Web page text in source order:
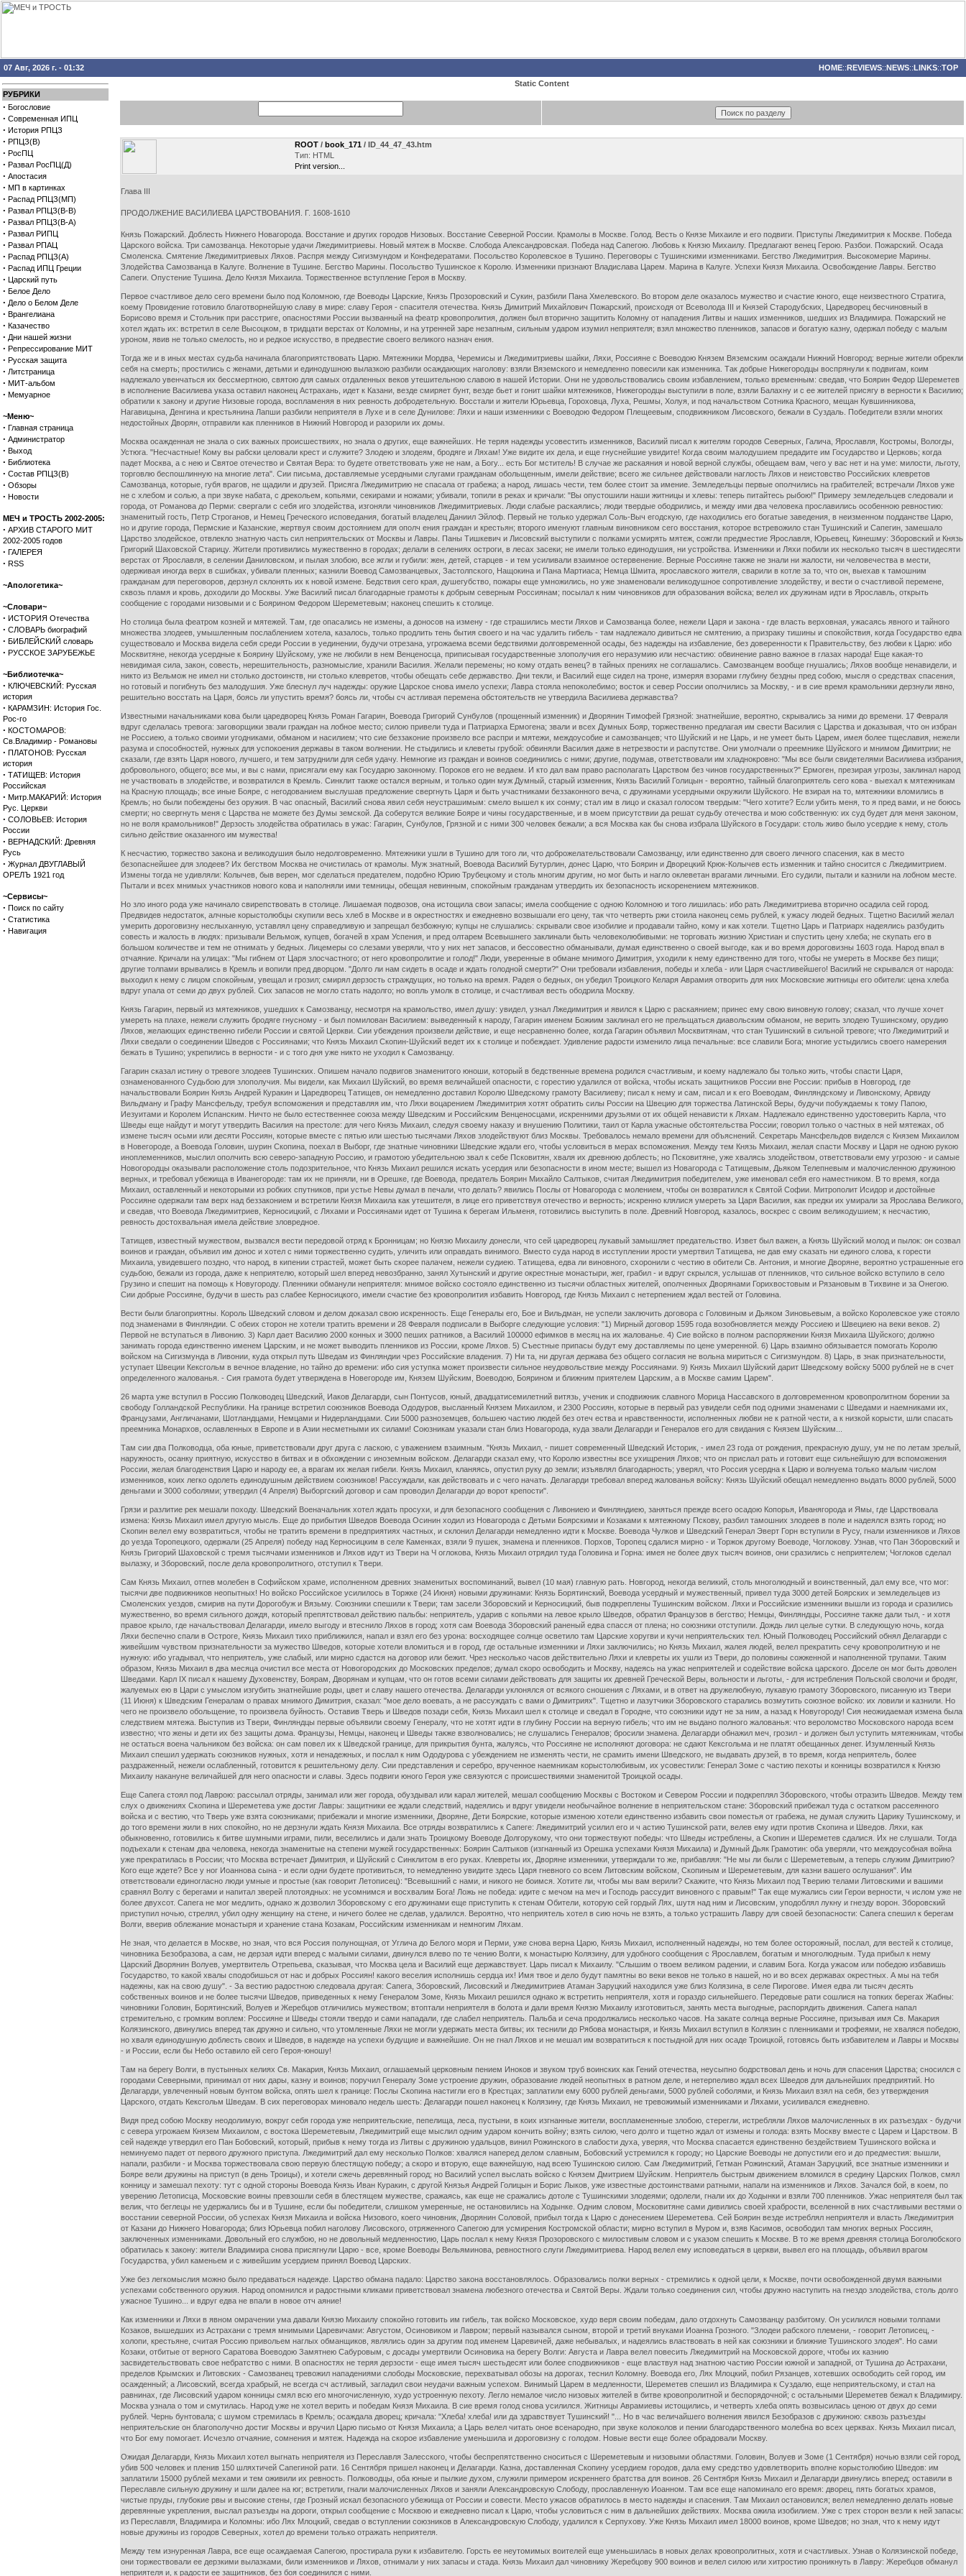
07 Авг, 2026 г. - 01:32 HOME::REVIEWS::NEWS::LINKS::TOP
РУБРИКИ
· Богословие
· Современная ИПЦ
· История РПЦЗ
· РПЦЗ(В)
· РосПЦ
· Развал РосПЦ(Д)
· Апостасия
· МП в картинках
· Распад РПЦЗ(МП)
· Развал РПЦЗ(В-В)
· Развал РПЦЗ(В-А)
· Развал РИПЦ
· Развал РПАЦ
· Распад РПЦЗ(А)
· Распад ИПЦ Греции
· Царский путь
· Белое Дело
· Дело о Белом Деле
· Врангелиана
· Казачество
· Дни нашей жизни
· Репрессирование МИТ
· Русская защита
· Литстраница
· МИТ-альбом
· Мемуарное
~Меню~
· Главная страница
· Администратор
· Выход
· Библиотека
· Состав РПЦЗ(В)
· Обзоры
· Новости
МЕЧ и ТРОСТЬ 2002-2005:
· АРХИВ СТАРОГО МИТ
2002-2005 годов
· ГАЛЕРЕЯ
· RSS
~Апологетика~
~Словари~
· ИСТОРИЯ Отечества
· СЛОВАРЬ биографий
· БИБЛЕЙСКИЙ словарь
· РУССКОЕ ЗАРУБЕЖЬЕ
~Библиотечка~
· КЛЮЧЕВСКИЙ: Русская
история
· КАРАМЗИН: История Гос.
Рос-го
· КОСТОМАРОВ:
Св.Владимир - Романовы
· ПЛАТОНОВ: Русская
история
· ТАТИЩЕВ: История
Российская
· Митр.МАКАРИЙ: История
Рус. Церкви
· СОЛОВЬЕВ: История
России
· ВЕРНАДСКИЙ: Древняя
Русь
· Журнал ДВУГЛАВЫЙ
ОРЕЛЪ 1921 год
~Сервисы~
· Поиск по сайту
· Статистика
· Навигация
Static Content
ROOT / book_171 / ID_44_47_43.htm
Тип: HTML
Print version...
Глава III
ПРОДОЛЖЕНИЕ ВАСИЛИЕВА ЦАРСТВОВАНИЯ. Г. 1608-1610
Князь Пожарский. Доблесть Нижнего Новагорода. Восстание и других городов Низовых. Восстание Северной России. Крамолы в Москве. Голод. Весть о Князе Михаиле и его подвиги. Приступы Лжедимитрия к Москве. Победа
Царского войска. Три самозванца. Некоторые удачи Лжедимитриевы. Новый мятеж в Москве. Слобода Александровская. Победа над Сапегою. Любовь к Князю Михаилу. Предлагают венец Герою. Разбои. Пожарский. Осада
Смоленска. Смятение Лжедимитриевых Ляхов. Распря между Сигизмундом и Конфедератами. Посольство Королевское в Тушино. Переговоры с Тушинскими изменниками. Бегство Лжедимитрия. Высокомерие Марины.
Злодейства Самозванца в Калуге. Волнение в Тушине. Бегство Марины. Посольство Тушинское к Королю. Изменники признают Владислава Царем. Марина в Калуге. Успехи Князя Михаила. Освобождение Лавры. Бегство
Сапеги. Опустение Тушина. Дело Князя Михаила. Торжественное вступление Героя в Москву.
Первое счастливое дело сего времени было под Коломною, где Воеводы Царские, Князь Прозоровский и Сукин, разбили Пана Хмелевского. Во втором деле оказалось мужество и счастие юного, еще неизвестного Стратига,
коему Провидение готовило благотворнейшую славу в мире: славу Героя - спасителя отечества. Князь Димитрий Михайлович Пожарский, происходя от Всеволода III и Князей Стародубских, Царедворец бесчиновный в
Борисово время и Стольник при расстриге, опасностями России вызванный на феатр кровопролития, должен был вторично защитить Коломну от нападения Литвы и наших изменников, шедших из Владимира. Пожарский не
хотел ждать их: встретил в селе Высоцком, в тридцати верстах от Коломны, и на утренней заре незапным, сильным ударом изумил неприятеля; взял множество пленников, запасов и богатую казну, одержал победу с малым
уроном, явив не только смелость, но и редкое искусство, в предвестие своего великого назнач ения.
Тогда же и в иных местах судьба начинала благоприятствовать Царю. Мятежники Мордва, Черемисы и Лжедимитриевы шайки, Ляхи, Россияне с Воеводою Князем Вяземским осаждали Нижний Новгород: верные жители обрекли
себя на смерть; простились с женами, детьми и единодушною вылазкою разбили осаждающих наголову: взяли Вяземского и немедленно повесили как изменника. Так добрые Нижегородцы воспрянули к подвигам, коим
надлежало увенчаться их бессмертною, святою для самых отдаленных веков утешительною славою в нашей Истории. Они не удовольствовались своим избавлением, только временным: сведав, что Боярин Федор Шереметев
в исполнение Василиева указа оставил наконец Астрахань, идет к Казани, везде смиряет бунт, везде бьет и гонит шайки мятежников, Нижегородцы выступили в поле, взяли Балахну и с ее жителей присягу в верности к Василию;
обратили к закону и другие Низовые города, воспламеняя в них ревность добродетельную. Восстали и жители Юрьевца, Гороховца, Луха, Решмы, Холуя, и под начальством Сотника Красного, мещан Кувшинникова,
Нагавицына, Денгина и крестьянина Лапши разбили неприятеля в Лухе и в селе Дунилове: Ляхи и наши изменники с Воеводою Федором Плещеевым, сподвижником Лисовского, бежали в Суздаль. Победители взяли многих
недостойных Дворян, отправили как пленников в Нижний Новгород и разорили их домы.
Москва осажденная не знала о сих важных происшествиях, но знала о других, еще важнейших. Не теряя надежды усовестить изменников, Василий писал к жителям городов Северных, Галича, Ярославля, Костромы, Вологды,
Устюга. "Несчастные! Кому вы рабски целовали крест и служите? Злодею и злодеям, бродяге и Ляхам! Уже видите их дела, и еще гнуснейшие увидите! Когда своим малодушием предадите им Государство и Церковь; когда
падет Москва, а с нею и Святое отечество и Святая Вера: то будете ответствовать уже не нам, а Богу... есть Бог мститель! В случае же раскаяния и новой верной службы, обещаем вам, чего у вас нет и на уме: милости, льготу,
торговлю беспошлинную на многие лета". Сии письма, доставляемые усердными слугами гражданам обольщенным, имели действие; всего же сильнее действовали наглость Ляхов и неистовство Российских клевретов
Самозванца, которые, губя врагов, не щадили и друзей. Присяга Лжедимитрию не спасала от грабежа; а народ, лишась чести, тем более стоит за имение. Земледельцы первые ополчились на грабителей; встречали Ляхов уже
не с хлебом и солью, а при звуке набата, с дрекольем, копьями, секирами и ножами; убивали, топили в реках и кричали: "Вы опустошили наши житницы и хлевы: теперь питайтесь рыбою!" Примеру земледельцев следовали и
города, от Романова до Перми: свергали с себя иго злодейства, изгоняли чиновников Лжедимитриевых. Люди слабые раскаялись; люди твердые ободрились, и между ими два человека прославились особенною ревностию:
знаменитый гость, Петр Строганов, и Немец Греческого исповедания, богатый владелец Даниил Эйлоф. Первый не только удержал Соль-Выч егодскую, где находились его богатые заведения, в неизменном подданстве Царю,
но и другие города, Пермские и Казанские, жертвуя своим достоянием для ополч ения граждан и крестьян; второго именуют главным виновником сего восстания, которое встревожило стан Тушинский и Сапегин, замешало
Царство злодейское, отвлекло знатную часть сил неприятельских от Москвы и Лавры. Паны Тишкевич и Лисовский выступили с полками усмирять мятеж, сожгли предместие Ярославля, Юрьевец, Кинешму: Зборовский и Князь
Григорий Шаховской Старицу. Жители противились мужественно в городах; делали в селениях остроги, в лесах засеки; не имели только единодушия, ни устройства. Изменники и Ляхи побили их несколько тысяч в шестидесяти
верстах от Ярославля, в селении Даниловском, и пылая злобою, все жгли и губили: жен, детей, старцев - и тем усиливали взаимное остервенение. Верные Россияне также не знали ни жалости, ни человечества в мести,
одерживая иногда верх в сшибках, убивали пленных; казнили Воевод Самозванцевых, Застолпского, Нащокина и Пана Мартиаса; Немца Шмита, ярославского жителя, сварили в котле за то, что он, выехав к тамошним
гражданам для переговоров, дерзнул склонять их к новой измене. Бедствия сего края, душегубство, пожары еще умножились, но уже знаменовали великодушное сопротивление злодейству, и вести о счастливой перемене,
сквозь пламя и кровь, доходили до Москвы. Уже Василий писал благодарные грамоты к добрым северным Россиянам; посылал к ним чиновников для образования войска; велел их дружинам идти в Ярославль, открыть
сообщение с городами низовыми и с Боярином Федором Шереметевым; наконец спешить к столице.
Но столица была феатром козней и мятежей. Там, где опасались не измены, а доносов на измену - где страшились мести Ляхов и Самозванца более, нежели Царя и закона - где власть верховная, ужасаясь явного и тайного
множества злодеев, умышленным послаблением хотела, казалось, только продлить тень бытия своего и на час удалить гибель - там надлежало дивиться не смятению, а призраку тишины и спокойствия, когда Государство едва
существовало и Москва видела себя среди России в уединении, будучи отрезана, угрожаема всеми бедствиями долговременной осады, без надежды на избавление, без доверенности к Правительству, без любви к Царю: ибо
Москвитяне, некогда усердные к Боярину Шуйскому, уже не любили в нем Венценосца, приписывая государственные злополучия его неразумию или несчастию: обвинение равно важное в глазах народа! Еще какая-то
невидимая сила, закон, совесть, нерешительность, разномыслие, хранили Василия. Желали перемены; но кому отдать венец? в тайных прениях не соглашались. Самозванцем вообще гнушались; Ляхов вообще ненавидели, и
никто из Вельмож не имел ни столько достоинств, ни столько клевретов, чтобы обещать себе державство. Дни текли, и Василий еще сидел на троне, измеряя взорами глубину бездны пред собою, мысля о средствах спасения,
но готовый и погибнуть без малодушия. Уже блеснул луч надежды: оружие Царское снова имело успехи; Лавра стояла непоколебимо; восток и север России ополчились за Москву, - и в сие время крамольники дерзнули явно,
решительно восстать на Царя, боясь ли упустить время? боясь ли, чтобы сч астливая перемена обстоятельств не утвердила Василиева державства?
Известными начальниками кова были царедворец Князь Роман Гагарин, Воевода Григорий Сунбулов (прощенный изменник) и Дворянин Тимофей Грязной: знатнейшие, вероятно, скрывались за ними до времени. 17 Февраля
вдруг сделалась тревога: заговорщики звали граждан на лобное место; силою привели туда и Патриарха Ермогена; звали и всех Думных Бояр, торжественно предлагая им свести Василия с Царства и доказывая, что он избран
не Россиею, а только своими угодниками, обманом и насилием; что сие беззаконие произвело все распри и мятежи, междоусобие и самозванцев; что Шуйский и не Царь, и не умеет быть Царем, имея более тщеславия, нежели
разума и способностей, нужных для успокоения державы в таком волнении. Не стыдились и клеветы грубой: обвиняли Василия даже в нетрезвости и распутстве. Они умолчали о преемнике Шуйского и мнимом Димитрии; не
сказали, где взять Царя нового, лучшего, и тем затруднили для себя удачу. Немногие из граждан и воинов соединились с ними; другие, подумав, ответствовали им хладнокровно: "Мы все были свидетелями Василиева избрания,
добровольного, общего; все мы, и вы с нами, присягали ему как Государю законному. Пороков его не ведаем. И кто дал вам право располагать Царством без чинов государственных?" Ермоген, презирая угрозы, заклинал народ
не участвовать в злодействе, и возвратился в Кремль. Синклит также остался верным, и только один муж Думный, старый изменник, Князь Василий Голицын - вероятно, тайный благоприятель сего кова - выехал к мятежникам
на Красную площадь; все иные Бояре, с негодованием выслушав предложение свергнуть Царя и быть участниками беззаконного веча, с дружинами усердными окружили Шуйского. Не взирая на то, мятежники вломились в
Кремль; но были побеждены без оружия. В час опасный, Василий снова явил себя неустрашимым: смело вышел к их сонму; стал им в лицо и сказал голосом твердым: "Чего хотите? Если убить меня, то я пред вами, и не боюсь
смерти; но свергнуть меня с Царства не можете без Думы земской. Да соберутся великие Бояре и чины государственные, и в моем присутствии да решат судьбу отечества и мою собственную: их суд будет для меня законом,
но не воля крамольников!" Дерзость злодейства обратилась в ужас: Гагарин, Сунбулов, Грязной и с ними 300 человек бежали; а вся Москва как бы снова избрала Шуйского в Государи: столь живо было усердие к нему, столь
сильно действие оказанного им мужества!
К несчастию, торжество закона и великодушия было недолговременно. Мятежники ушли в Тушино для того ли, что доброжелательствовали Самозванцу, или единственно для своего личного спасения, как в место
безопаснейшее для злодеев? Их бегством Москва не очистилась от крамолы. Муж знатный, Воевода Василий Бутурлин, донес Царю, что Боярин и Дворецкий Крюк-Колычев есть изменник и тайно сносится с Лжедимитрием.
Измены тогда не удивляли: Колычев, быв верен, мог сделаться предателем, подобно Юрию Трубецкому и столь многим другим, но мог быть и нагло оклеветан врагами личными. Его судили, пытали и казнили на лобном месте.
Пытали и всех мнимых участников нового кова и наполняли ими темницы, обещая невинным, спокойным гражданам утвердить их безопасность искоренением мятежников.
Но зло иного рода уже начинало свирепствовать в столице. Лишаемая подвозов, она истощила свои запасы; имела сообщение с одною Коломною и того лишилась: ибо рать Лжедимитриева вторично осадила сей город.
Предвидев недостаток, алчные корыстолюбцы скупили весь хлеб в Москве и в окрестностях и ежедневно возвышали его цену, так что четверть ржи стоила наконец семь рублей, к ужасу людей бедных. Тщетно Василий желал
умерить дороговизну неслыханную, уставлял цену справедливую и запрещал безбожную; купцы не слушались: скрывали свое изобилие и продавали тайно, кому и как хотели. Тщетно Царь и Патриарх надеялись разбудить
совесть и жалость в людях: призывали Вельмож, купцев, богачей в храм Успения, и пред олтарем Всевышнего заклинали быть человеколюбивыми: не торговать жизнию Христиан и спустить цену хлеба; не скупать его в
большом количестве и тем не отнимать у бедных. Лицемеры со слезами уверяли, что у них нет запасов, и бессовестно обманывали, думая единственно о своей выгоде, как и во время дороговизны 1603 года. Народ впал в
отчаяние. Кричали на улицах: "Мы гибнем от Царя злосчастного; от него кровопролитие и голод!" Люди, уверенные в обмане мнимого Димитрия, уходили к нему единственно для того, чтобы не умереть в Москве без пищи;
другие толпами врывались в Кремль и вопили пред дворцом. "Долго ли нам сидеть в осаде и ждать голодной смерти?" Они требовали избавления, победы и хлеба - или Царя счастливейшего! Василий не скрывался от народа:
выходил к нему с лицом спокойным, увещал и грозил; смирял дерзость страждущих, но только на время. Радея о бедных, он убедил Троицкого Келаря Аврамия отворить для них Московские житницы его обители: цена хлеба
вдруг упала от семи до двух рублей. Сих запасов не могло стать надолго; но вопль умолк в столице, и счастливая весть ободрила Москву.
Князь Гагарин, первый из мятежников, ушедших к Самозванцу, несмотря на крамольство, имел душу: увидел, узнал Лжедимитрия и явился к Царю с раскаянием; принес ему свою виновную голову; сказал, что лучше хочет
умереть на плахе, нежели служить бродяге гнусному - и был помилован Василием: выведенный к народу, Гагарин именем Божиим заклинал его не прельщаться диавольским обманом, не верить злодею Тушинскому, орудию
Ляхов, желающих единственно гибели России и святой Церкви. Сии убеждения произвели действие, и еще несравненно более, когда Гагарин объявил Москвитянам, что стан Тушинский в сильной тревоге; что Лжедимитрий и
Ляхи сведали о соединении Шведов с Россиянами; что Князь Михаил Скопин-Шуйский ведет их к столице и побеждает. Удивление радости изменило лица печальные: все славили Бога; многие устыдились своего намерения
бежать в Тушино; укрепились в верности - и с того дня уже никто не уходил к Самозванцу.
Гагарин сказал истину о тревоге злодеев Тушинских. Опишем начало подвигов знаменитого юноши, который в бедственные времена родился счастливым, и коему надлежало бы только жить, чтобы спасти Царя,
ознаменованного Судьбою для злополучия. Мы видели, как Михаил Шуйский, во время величайшей опасности, с горестию удалился от войска, чтобы искать защитников России вне России: прибыв в Новгород, где
начальствовали Боярин Князь Андрей Куракин и Царедворец Татищев, он немедленно доставил Королю Шведскому грамоту Василиеву; писал к нему и сам, писал и к его Воеводам, Финляндскому и Ливонскому, Арвиду
Вильдману и Графу Мансфельду, требуя вспоможения и представляя им, что Ляхи воцарением Лжедимитрия хотят обратить силы России на Швецию для торжества Латинской Веры, будучи побуждаемы к тому Папою,
Иезуитами и Королем Испанским. Ничто не было естественнее союза между Шведским и Российским Венценосцами, искренними друзьями от их общей ненависти к Ляхам. Надлежало единственно удостоверить Карла, что
Шведы еще найдут и могут утвердить Василия на престоле: для чего Князь Михаил, следуя своему наказу и внушению Политики, таил от Карла ужасные обстоятельства России; говорил только о частных в ней мятежах, об
измене тысяч осьми или десяти Россиян, которые вместе с пятью или шестью тысячами Ляхов злодействуют близ Москвы. Требовалось немало времени для объяснений. Секретарь Мансфельдов виделся с Князем Михаилом
в Новегороде, а Воевода Головин, шурин Скопина, поехал в Выборг, где знатные чиновники Шведские ждали его, чтобы условиться в мерах вспоможения. Между тем Князь Михаил, желая спасти Москву и Царя не одною рукою
иноплеменников, мыслил ополчить всю северо-западную Россию, и грамотою убедительною звал к себе Псковитян, хваля их древнюю доблесть; но Псковитяне, уже хвалясь злодейством, ответствовали ему угрозою - и самые
Новогородцы оказывали расположение столь подозрительное, что Князь Михаил решился искать усердия или безопасности в ином месте; вышел из Новагорода с Татищевым, Дьяком Телепневым и малочисленною дружиною
верных, и требовал убежища в Иванегороде: там их не приняли, ни в Орешке, где Воевода, предатель Боярин Михайло Салтыков, считая Лжедимитрия победителем, уже именовал себя его наместником. В то время, когда
Михаил, оставленный и некоторыми из робких спутников, при устье Невы думал в печали, что делать? явились Послы от Новагорода с молением, чтобы он возвратился к Святой Софии. Митрополит Исидор и достойные
Россияне одержали там верх над беззаконием и встретили Князя Михаила как утешителя, в лице его приветствуя отечество и верность; искренно клялися умереть за Царя Василия, как предки их умирали за Ярослава Великого,
и сведав, что Воевода Лжедимитриев, Керносицкий, с Ляхами и Россиянами идет от Тушина к берегам Ильменя, готовились выступить в поле. Древний Новгород, казалось, воскрес с своим великодушием; к несчастию,
ревность достохвальная имела действие зловредное.
Татищев, известный мужеством, вызвался вести передовой отряд к Бронницам; но Князю Михаилу донесли, что сей царедворец лукавый замышляет предательство. Извет был важен, а Князь Шуйский молод и пылок: он созвал
воинов и граждан, объявил им донос и хотел с ними торжественно судить, уличить или оправдать винимого. Вместо суда народ в исступлении ярости умертвил Татищева, не дав ему сказать ни единого слова, к горести
Михаила, увидевшего поздно, что народ, в кипении страстей, может быть скорее палачем, нежели судиею. Татищева, едва ли виновного, схоронили с честию в обители Св. Антония, и многие Дворяне, вероятно устрашенные его
судьбою, бежали из города, даже к неприятелю, который шел вперед невозбранно, занял Хутынский и другие окрестные монастыри, жег, грабил - и вдруг скрылся, услышав от пленников, что сильное войско вступило в село
Грузино и спешит на помощь к Новугороду. Пленники обманули неприятеля: мнимое войско состояло единственно из тысячи областных жителей, ополченных Дворянами Горихвостовым и Рязановым в Тихвине и за Онегою.
Сии добрые Россияне, будучи в шесть раз слабее Керносицкого, имели счастие без кровопролития избавить Новгород, где Князь Михаил с нетерпением ждал вестей от Головина.
Вести были благоприятны. Король Шведский словом и делом доказал свою искренность. Еще Генералы его, Бое и Вильдман, не успели заключить договора с Головиным и Дьяком Зиновьевым, а войско Королевское уже стояло
под знаменами в Финляндии. С обеих сторон не хотели тратить времени и 28 Февраля подписали в Выборге следующие условия: "1) Мирный договор 1595 года возобновляется между Россиею и Швециею на веки веков. 2)
Первой не вступаться в Ливонию. 3) Карл дает Василию 2000 конных и 3000 пеших ратников, а Василий 100000 ефимков в месяц на их жалованье. 4) Сие войско в полном распоряжении Князя Михаила Шуйского; должно
занимать города единственно именем Царским, и не может выводить пленников из России, кроме Ляхов. 5) Съестные припасы будут ему доставляемы по цене умеренной. 6) Царь взаимно обязывается помогать Королю
войском на Сигизмунда в Ливонии, куда открыл путь Шведам из Финляндии чрез Российские владения. 7) Ни та, ни другая держава без общего согласия не вольна мириться с Сигизмундом. 8) Царь, в знак признательности,
уступает Швеции Кексгольм в вечное владение, но тайно до времени: ибо сия уступка может произвести сильное неудовольствие между Россиянами. 9) Князь Михаил Шуйский дарит Шведскому войску 5000 рублей не в счет
определенного жалованья. - Сия грамота будет утверждена в Новегороде им, Князем Шуйским, Воеводою, Боярином и ближним приятелем Царским, а в Москве самим Царем".
26 марта уже вступил в Россию Полководец Шведский, Иаков Делагарди, сын Понтусов, юный, двадцатисемилетний витязь, ученик и сподвижник славного Морица Нассавского в долговременном кровопролитном борении за
свободу Голландской Республики. На границе встретил союзников Воевода Ододуров, высланный Князем Михаилом, и 2300 Россиян, которые в первый раз увидели себя под одними знаменами с Шведами и наемниками их,
Французами, Англичанами, Шотландцами, Немцами и Нидерландцами. Сии 5000 разноземцев, большею частию людей без отеч ества и нравственности, исполненных любви не к ратной чести, а к низкой корысти, шли спасать
преемника Монархов, ославленных в Европе и в Азии несметными их силами! Союзникам указали стан близ Новагорода, куда звали Делагарди и Генералов его для свидания с Князем Шуйским...
Там сии два Полководца, оба юные, приветствовали друг друга с ласкою, с уважением взаимным. "Князь Михаил, - пишет современный Шведский Историк, - имел 23 года от рождения, прекрасную душу, ум не по летам зрелый,
наружность, осанку приятную, искусство в битвах и в обхождении с иноземным войском. Делагарди сказал ему, что Королю известны все ухищрения Ляхов; что он прислал рать и готовит еще сильнейшую для вспоможения
России, желая благоденствия Царю и народу ее, а врагам их желая гибели. Князь Михаил, кланяясь, опустил руку до земли; изъявлял благодарность; уверял, что Россия усердна к Царю и волнуема только малым числом
изменников, коих легко одолеть единодушным действием союзников! Рассуждали, как действовать и с чего начать. Делагарди требовал вперед жалованья войску: Князь Шуйский обещал немедленно выдать 8000 рублей, 5000
деньгами и 3000 соболями; утвердил (4 Апреля) Выборгский договор и сам проводил Делагарди до ворот крепости".
Грязи и разлитие рек мешали походу. Шведский Военачальник хотел ждать просухи, и для безопасного сообщения с Ливониею и Финляндиею, заняться прежде всего осадою Копорья, Иванягорода и Ямы, где Царствовала
измена: Князь Михаил имел другую мысль. Еще до прибытия Шведов Воевода Осинин ходил из Новагорода с Детьми Боярскими и Козаками к мятежному Пскову, разбил тамошних злодеев в поле и надеялся взять город; но
Скопин велел ему возвратиться, чтобы не тратить времени в предприятиях частных, и склонил Делагарди немедленно идти к Москве. Воевода Чулков и Шведский Генерал Эверт Горн вступили в Русу, гнали изменников и Ляхов
до уезда Торопецкого, одержали (25 Апреля) победу над Керносицким в селе Каменках, взяли 9 пушек, знамена и пленников. Порхов, Торопец сдалися мирно - и Торжок другому Воеводе, Чоглокову. Узнав, что Пан Зборовский и
Князь Григорий Шаховской с тремя тысячами изменников и Ляхов идут из Твери на Ч оглокова, Князь Михаил отрядил туда Головина и Горна: имея не более двух тысяч воинов, они сразились с неприятелем; Чоглоков сделал
вылазку, и Зборовский, после дела кровопролитного, отступил к Твери.
Сам Князь Михаил, отпев молебен в Софийском храме, исполненном древних знаменитых воспоминаний, вывел (10 мая) главную рать. Новгород, некогда великий, столь многолюдный и воинственный, дал ему все, что мог:
тысячи две подвижников неопытных! Но войско Российское усилилось в Торжке (24 Июня) новыми дружинами: Князь Борятинский, Воевода усердный и мужественный, привел туда 3000 детей Боярских и земледельцев из
Смоленских уездов, смирив на пути Дорогобуж и Вязьму. Союзники спешили к Твери; там засели Зборовский и Керносицкий, быв подкреплены Тушинским войском. Ляхи и Российские изменники вышли из города и сразились
мужественно, во время сильного дождя, который препятствовал действию пальбы: неприятель, ударив с копьями на левое крыло Шведов, обратил Французов в бегство; Немцы, Финляндцы, Россияне также дали тыл, - и хотя
правое крыло, где начальствовал Делагарди, имело выгоду и втеснило Ляхов в город; хотя сам Воевода Зборовский раненый едва спасся от плена; но союзники отступили. Дождь лил целые сутки. В следующую ночь, когда
Ляхи беспечно спали в Остроге, Князь Михаил тихо приближился, напал и взял его без урона: восходящее солнце осветило там Царские хоругви и кучи неприятельских тел. Юный Полководец Российский обнял Делагарди с
живейшим чувством признательности за мужество Шведов, которые хотели вломиться и в город, где остальные изменники и Ляхи заключились; но Князь Михаил, жалея людей, велел прекратить сечу кровопролитную и не
нужную: ибо угадывал, что неприятель, уже слабый, или мирно сдастся на договор или бежит. Чрез несколько часов действительно Ляхи и клевреты их ушли из Твери, до половины сожженной и наполненной трупами. Таким
образом, Князь Михаил в два месяца очистил все места от Новогородских до Московских пределов; думал скоро освободить и Москву, надеясь на ужас неприятелей и содействие войска царского. Доселе он мог быть доволен
Шведами. Карл IX писал к нашему Духовенству, Боярам, Дворянам и купцам, что он готов всеми силами действовать для защиты их древней Греческой Веры, вольности и льготы, - для истребления Польской сволочи и бродяг,
жалуемых ею в Цари с умыслом изгубить знатнейшие роды, цвет и славу нашего отечества. Делагарди уклонялся от всякого сношения с Ляхами, и в ответ на дружелюбную, лукавую грамоту Зборовского, писанную из Твери
(11 Июня) к Шведским Генералам о правах мнимого Димитрия, сказал: "мое дело воевать, а не рассуждать с вами о Димитриях". Тщетно и лазутчики Зборовского старались возмутить союзное войско: их ловили и казнили. Но
чего не произвело обольщение, то произвела буйность. Оставив Тверь и Шведов позади себя, Князь Михаил шел к столице и сведал в Городне, что союзники идут не за ним, а назад к Новугороду! Сия неожидаемая измена была
следствием мятежа. Выступив из Твери, Финляндцы первые объявили своему Генералу, что не хотят идти в глубину России на верную гибель; что им не выдано полного жалованья: что вероломство Московского народа всем
известно; что жены и дети их без защиты дома. Французы, Немцы, наконец и Шведы также взволновались; не слушались Генералов; бросили знамена. Делагарди обнажил меч, грозил - и должен был уступить мятежникам, чтобы
не остаться воена чальником без войска: он сам повел их к Шведской границе, для прикрытия бунта, жалуясь, что Россияне не исполняют договора: не сдают Кексгольма и не платят обещанных денег. Изумленный Князь
Михаил спешил удержать союзников нужных, хотя и ненадежных, и послал к ним Ододурова с убеждением не изменять чести, не срамить имени Шведского, не выдавать друзей, в то время, когда неприятель, более
раздраженный, нежели ослабленный, готовится к решительному делу. Сии представления и серебро, врученное наемникам корыстолюбивым, их усовестили: Генерал Зоме с частию пехоты и конницы возвратился к Князю
Михаилу накануне величайшей для него опасности и славы. Здесь подвиги юного Героя уже связуются с происшествиями знаменитой Троицкой осады.
Еще Сапега стоял под Лаврою: рассылал отряды, занимал или жег города, обуздывал или карал жителей, мешал сообщению Москвы с Востоком и Севером России и подкреплял Зборовского, чтобы отразить Шведов. Между тем
слух о движениях Скопина и Шереметева уже достиг Лавры: защитники ее ждали следствий, надеялись и вдруг увидели необычайное волнение в неприятельском стане: Зборовский прибежал туда с остатком рассеянного
войска и с вестию, что Тверь уже взята союзниками; прибежали и многие изменники, Дворяне, Дети Боярские, которые изменою хотели единственно избавить свои поместья от грабежа, не думая служить Царику Тушинскому, и
до того времени жили в них спокойно, но не дерзнули ждать Князя Михаила. Все отряды возвратились к Сапеге: Лжедимитрий усилил его и ч астию Тушинской рати, велев ему идти против Скопина и Шведов. Ляхи, как
обыкновенно, готовились к битве шумными играми, пили, веселились и дали знать Троицкому Воеводе Долгорукому, что они торжествуют победы: что Шведы истреблены, а Скопин и Шереметев сдалися. Их не слушали. Тогда
подъехали к стенам два человека, некогда знаменитые на степени мужей государственных: Боярин Салтыков (изгнанный из Орешка успехами Князя Михаила) и Думный Дьяк Грамотин: оба уверяли, что междоусобная война
уже прекратилась в России; что Москва встречает Димитрия, и Шуйский с Синклитом в его руках. Клевреты их, Дворяне изменники, утверждали то же, прибавляя: "Не мы ли были с Шереметевым, а теперь служим Димитрию?
Кого еще ждете? Все у ног Иоаннова сына - и если одни будете противиться, то немедленно увидите здесь Царя гневного со всем Литовским войском, Скопиным и Шереметевым, для казни вашего ослушания". Им
ответствовали единогласно люди умные и простые (как говорит Летописец): "Всевышний с нами, и никого не боимся. Хотите ли, чтобы мы вам верили? Скажите, что Князь Михаил под Тверию телами Литовскими и вашими
сравнял Волгу с берегами и напитал зверей плотоядных: не усомнимся и восхвалим Бога! Ложь не победа: идите с мечом на меч и Господь рассудит виновного с правым!" Так еще мужались сии Герои верности, ч ислом уже не
более двухсот. Сапега не мог медлить, однако ж дозволил Зборовскому с его дружинами еще приступить к стенам Обители, которую сей гордый Лях, шутя над ним и Лисовским, уподоблял лукну и гнезду ворон. Зборовский
приступил ночью, стрелял, убил одну женщину на стене, и ничего более не сделав, удалился. Вероятно, что неприятель хотел в сию ночь не взять, а только устрашить Лавру для своей безопасности: Сапега спешил к берегам
Волги, вверив облежание монастыря и хранение стана Козакам, Российским изменникам и немногим Ляхам.
Не зная, что делается в Москве, но зная, что вся Россия полунощная, от Углича до Белого моря и Перми, уже снова верна Царю, Князь Михаил, исполненный надежды, но тем более осторожный, послал, для вестей к столице,
чиновника Безобразова, а сам, не дерзая идти вперед с малыми силами, двинулся влево по те чению Волги, к монастырю Колязину, для удобного сообщения с Ярославлем, богатым и многолюдным. Туда прибыл к нему
Царский Дворянин Волуев, умертвитель Отрепьева, сказывая, что Москва цела и Василий еще державствует. Царь писал к Михаилу. "Слышим о твоем великом радении, и славим Бога. Когда ужасом или победою избавишь
Государство, то какой хвалы сподобишься от нас и добрых Россиян! какого веселия исполнишь сердца их! Имя твое и дело будут памятны во веки веков не только в нашей, но и во всех державах окрестных. А мы на тебя
надежны, как на свою душу". - За вестию радостною следовала другая: Сапега, Зборовский, Лисовский и Лжедимитриев Атаман Заруцкий находился уже близ Колязина, в селе Пирогове. Имея едва ли тысяч десять
собственных воинов и не более тысячи Шведов, приведенных к нему Генералом Зоме, Князь Михаил решился однако ж встретить неприятеля, хотя и гораздо сильнейшего. Передовые рати сошлися на топких берегах Жабны:
чиновники Головин, Борятинский, Волуев и Жеребцов отличились мужеством; втоптали неприятеля в болота и дали время Князю Михаилу изготовиться, занять места выгодные, распорядить движения. Сапега напал
стремительно, с громким воплем: Россияне и Шведы стояли твердо и сами нападали, где слабел неприятель. Пальба и сеча продолжались несколько часов. На закате солнца верные Россияне, призывая имя Св. Макария
Колязинского, двинулись вперед так дружно и сильно, что утомленные Ляхи не могли удержать места битвы; их теснили до Рябова монастыря, и Князь Михаил вступил в Колязин с пленниками и трофеями, не хваляся победою,
но хваля единодушную доблесть своих и Шведов, в надежде на успехи будущие и важнейшие. Он не гнал Ляхов и не мешал им возвратиться к постыдной для них осаде Троицкой, готовясь быть избавителем и Лавры и Москвы
- и России, если бы Небо оставило ей сего Героя-юношу!
Там на берегу Волги, в пустынных келиях Св. Макария, Князь Михаил, оглашаемый церковным пением Иноков и звуком труб воинских как Гений отечества, неусыпно бодрствовал день и ночь для спасения Царства; сносился с
городами Северными, принимал от них дары, казну и воинов; поручил Генералу Зоме устроение дружин, образование людей неопытных в ратном деле, и нетерпеливо ждал всех Шведов для дальнейших предприятий. Но
Делагарди, увлеченный новым бунтом войска, опять шел к границе: Послы Скопина настигли его в Крестцах; заплатили ему 6000 рублей деньгами, 5000 рублей соболями, и Князь Михаил взял на себя, без утверждения
Царского, отдать Кексгольм Шведам. В сих переговорах миновало недель шесть: Делагарди пошел наконец к Колязину, где Князь Михаил, не тревожимый изменниками и Ляхами, усиливался ежедневно.
Видя пред собою Москву неодолимую, вокруг себя города уже неприятельские, пепелища, леса, пустыни, в коих изгнанные жители, воспламененные злобою, стерегли, истребляли Ляхов малочисленных в их разъездах - будучи
с севера угрожаем Князем Михаилом, с востока Шереметевым, Лжедимитрий еще мыслил одним ударом кончить войну; взять силою, чего долго и тщетно ждал от измены и голода: взять Москву вместе с Царем и Царством. В
сей надежде утвердил его Пан Бобовский, который, прибыв к нему тогда из Литвы с дружиною удальцов, винил Рожинского в слабости духа, уверяя, что Москва спасается единственно бездействием Тушинского войска и
неминуемо падет от первого дружного приступа. Лжедимитрий дал ему несколько Полков: хваляся наперед делом славным, Бобовский устремился к городу; но Царские Воеводы не допустили его и до предместия: вышли,
напали, разбили - и Москва торжествовала свою первую блестящую победу; а скоро и вторую, еще важнейшую, над всею Тушинскою силою. Сам Лжедимитрий, Гетман Рожинский, Атаман Заруцкий, все знатные изменники и
Бояре вели дружины на приступ (в день Троицы), и хотели сжечь деревянный город; но Василий успел выслать войско с Князем Дмитрием Шуйским. Неприятель быстрым движением вломился в средину Царских Полков, смял
конницу и замешал пехоту: тут с одной стороны Воевода Князь Иван Куракин, с другой Князья Андрей Голицын и Борис Лыков, уже известные достоинствами ратными, напали на изменников и Ляхов. Зачался бой, в коем, по
уверению Летописца, Московские воины превзошли себя в блестящем мужестве, сражаясь, как еще не сражались дотоле с Тушинскими злодеями; одолели, гнали их до Ходынки и взяли 700 пленников. Ужас неприятеля был так
велик, что беглецы не удержались бы и в Тушине, если бы победители, слишком умеренные, не остановились на Ходынке. Одним словом, Московитяне сами дивились своей храбрости, вселенной в них счастливыми вестями о
восстании северной России, об успехах Князя Михаила и войска Низового, коего чиновник, Дворянин Соловой, прибыл тогда к Царю с донесением Шереметева. Сей Боярин везде истреблял неприятеля и власть Лжедимитрия
от Казани до Нижнего Новагорода; близ Юрьевца побил наголову Лисовского, отряженного Сапегою для усмирения Костромской области; мирно вступил в Муром и, взяв Касимов, освободил там многих верных Россиян,
заключенных изменниками. Довольный его службою, но не довольный медленностию, Царь послал к нему Князя Прозоровского с милостивым словом и с указом спешить к Москве. В то же время древняя столица Боголюбского
обратилась к закону: жители Владимира снова присягнули Царю - все, кроме Воеводы Вельяминова, ревностного слуги Лжедимитриева. Народ велел ему исповедаться в церкви, вывел его на площадь, объявил врагом
Государства, убил каменьем и с живейшим усердием принял Воевод Царских.
Уже без легкомыслия можно было предаваться надежде. Царство обмана падало: Царство закона восстановлялось. Образовались полки верных - стремились к одной цели, к Москве, почти освобожденной двумя важными
успехами собственного оружия. Народ опомнился и радостными кликами приветствовал знамена любезного отечества и Святой Веры. Ждали только соединения сил, чтобы дружно наступить на гнездо злодейства, столь долго
ужасное Тушино... и вдруг едва не впали в новое отч аяние!
Как изменники и Ляхи в явном омрачении ума давали Князю Михаилу спокойно готовить им гибель, так войско Московское, худо веря своим победам, дало отдохнуть Самозванцу разбитому. Он усилился новыми толпами
Козаков, вышедших из Астрахани с тремя мнимыми Царевичами: Августом, Осиновиком и Лавром; первый назывался сыном, второй и третий внуками Иоанна Грозного. "Злодеи рабского племени, - говорит Летописец, -
холопи, крестьяне, считая Россию привольем наглых обманщиков, являлись один за другим под именем Царевичей, даже небывалых, и надеялись властвовать в ней как союзники и ближние Тушинского злодея". Но сами
Козаки, отбитые от верного Саратова Воеводою Замятнею Сабуровым, с досады умертвили Осиновика на берегу Волги: Августа и Лавра велел повесить Лжедимитрий на Московской дороге, чтобы их казнию
засвидетельствовать свое небратство с ними. В опасностях не теряя дерзости - еще имея тысяч шестьдесят или более сподвижников - еще властвуя над знатною частию России южной и западной, от Тушина до Астрахани,
пределов Крымских и Литовских - Самозванец тревожил нападениями слободы Московские, перехватывал обозы на дорогах, теснил Коломну. Воевода его, Лях Млоцкий, побил Рязанцев, хотевших освободить сей город, им
осажденный; а Лисовский, всегда храбрый, не всегда сч астливый, загладил свои неудачи важным успехом. Винимый Царем в медленности, Шереметев спешил из Владимира к Суздалю, еще неприятельскому, и стал на
равнинах, где Лисовский ударом конницы смял всю его многочисленную, худо устроенную пехоту. Легло немалое число низовых жителей в битве кровопролитной и беспорядочной; с остальными Шереметев бежал к Владимиру.
Москва узнала о том и смутилась. Народ уже не хотел верить и победам Князя Михаила. В сие время голод снова усилился. Житницы Аврамиевы истощились, и четверть хлеба опять возвысилась ценою от двух до семи
рублей. Чернь бунтовала; с шумом стремилась в Кремль; осаждала дворец; кричала: "Хлеба! хлеба! или да здравствует Тушинский! "... Но в час величайшего волнения явился Безобразов с дружиною: сквозь разъезды
неприятельские он благополучно достиг Москвы и вручил Царю письмо от Князя Михаила; а Царь велел читать оное всенародно, при звуке колоколов и пении благодарственного молебна во всех церквах. Князь Михаил писал,
что Бог ему помогает. Исчезло отчаяние, сомнения и мятеж. Надежда на скорое избавление уменьшила и дороговизну с голодом. Новые вести еще более обрадовали Москву.
Ожидая Делагарди, Князь Михаил хотел выгнать неприятеля из Переславля Залесского, чтобы беспрепятственно сноситься с Шереметевым и низовыми областями. Головин, Волуев и Зоме (1 Сентября) ночью взяли сей город,
убив 500 человек и пленив 150 шляхтичей Сапегиной рати. 16 Сентября пришел наконец и Делагарди. Казна, доставленная Скопину усердием городов, дала ему средство удовлетворить вполне корыстолюбию Шведов: им
заплатили 15000 рублей мехами и тем оживили их ревность. Полководцы, оба юные и пылкие духом, служили примером искреннего братства для воинов. 26 Сентября Князь Михаил и Делагарди двинулись вперед; оставили в
Переславле сильную дружину и шли далее на юг; встретили, гнали малочисленных Ляхов и заняли Александровскую Слободу, прославленную Иоанном. Там все еще напоминало его время: дворец, пять богатых храмов,
чистые пруды, глубокие рвы и высокие стены, где Грозный искал безопасного убежища от России и совести. Место ужасов обратилось в место надежды и спасения. Там Михаил остановился; велел немедленно делать новые
деревянные укрепления, выслал разъезды на дороги, открыл сообщение с Москвою и ежедневно писал к Царю, чтобы условиться с ним в дальнейших действиях. Москва ожила изобилием. Уже с трех сторон везли к ней запасы:
из Переславля, Владимира и Коломны: ибо Лях Млоцкий, сведав о вступлении союзников в Александровскую Слободу, удалился к Серпухову. Уже Князь Михаил имел 18000 воинов, кроме Шведов; но зная, что к нему идут
новые дружины из городов Северных, хотел до времени только отражать неприятеля.
Между тем изнуренная Лавра, все еще осаждаемая Сапегою, простирала руки к избавителю. Горсть ее неутомимых воителей еще уменьшилась в новых делах кровопролитных, хотя и счастливых. Узнав о Колязинской победе,
они торжествовали ее дерзкими вылазками, били изменников и Ляхов, отнимали у них запасы и стада. Князь Михаил дал чиновнику Жеребцову 900 воинов и велел силою или хитростию проникнуть в Лавру: Жеребцов обманул
неприятеля и, к радости ее защитников, без боя соединился с ними.